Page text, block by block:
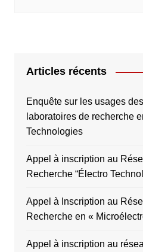
Articles récents
Enquête sur les usages
laboratoires de recherche
Technologies
Appel à inscription au
Recherche “Électro
Appel à Inscription au
Recherche en «
Appel à inscription au